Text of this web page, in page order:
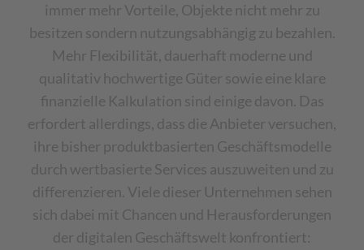
immer mehr Vorteile, Objekte nicht mehr zu
besitzen sondern nutzungsabhängig zu bezahlen.
Mehr Flexibilität, dauerhaft moderne und
qualitativ hochwertige Güter sowie eine klare
finanzielle Kalkulation sind einige davon. Das
erfordert allerdings, dass die Anbieter versuchen,
ihre bisher produktbasierten Geschäftsmodelle
durch wertbasierte Services auszuweiten und zu
differenzieren. Viele dieser Unternehmen sehen
sich dabei mit Chancen und Herausforderungen
der digitalen Geschäftswelt konfrontiert: